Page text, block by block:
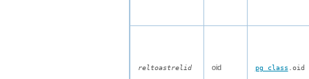
reltoastrelid oid pg_class .oid